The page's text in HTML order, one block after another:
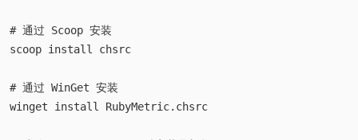
# 通过 Scoop 安装
scoop install chsrc
# 通过 WinGet 安装
winget install RubyMetric.chsrc